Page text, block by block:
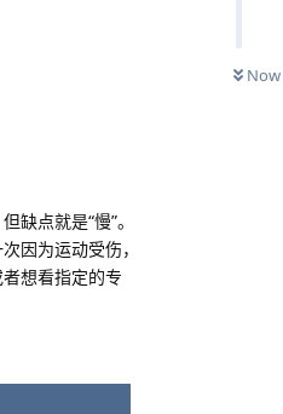
Now
点就是“慢”。
因为运动受伤，
想看指定的专